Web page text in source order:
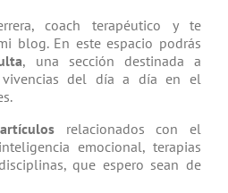
coach tera­péutico y te
blog. En este espacio podrás
, una sección destinada a
vivencias del día a día en el
artículos relacio­nados con el
emocional, terapias
que espero sean de